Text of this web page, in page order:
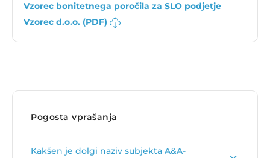
Vzorec bonitetnega poročila za SLO podjetje
Vzorec d.o.o. (PDF)
Pogosta vprašanja
Kakšen je dolgi naziv subjekta A&A-